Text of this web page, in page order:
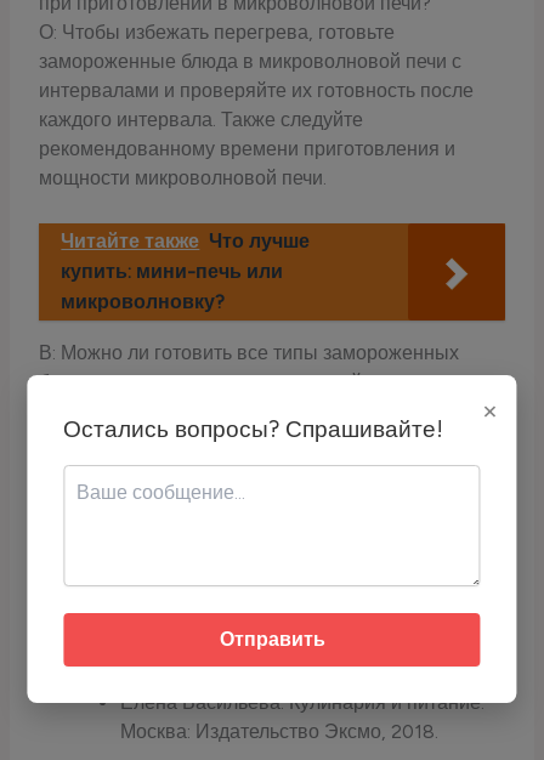
О: Чтобы избежать перегрева, готовьте
замороженные блюда в микроволновой печи с
интервалами и проверяйте их готовность после
каждого интервала. Также следуйте
рекомендованному времени приготовления и
мощности микроволновой печи.
Читайте также Что лучше
купить: мини-печь или
микроволновку?
В: Можно ли готовить все типы замороженных
блюд в духовке или микроволновой печи?
готовить в духовке или микроволновой печи.
Некоторые блюда, такие как суши или
определенные десерты, могут требовать
печи или духовке.
Елена Васильева. Кулинария и питание.
Москва: Издательство Эксмо, 2018.
×
Остались вопросы? Спрашивайте!
Отправить